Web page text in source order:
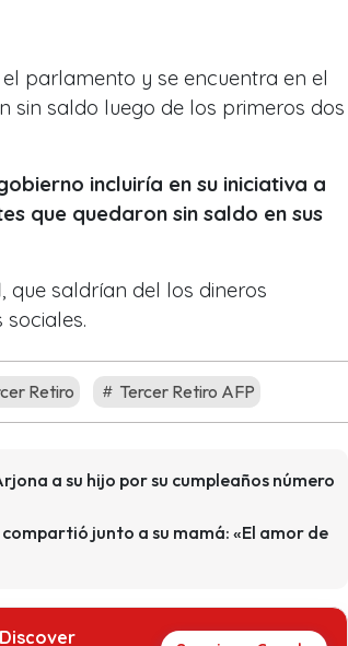
parlamento y se encuentra en el
sin saldo luego de los primeros dos
incluiría en su iniciativa a
que quedaron sin saldo en sus
, que saldrían del los dineros
Retiro Tercer Retiro AFP
a su hijo por su cumpleaños número
junto a su mamá: «El amor de